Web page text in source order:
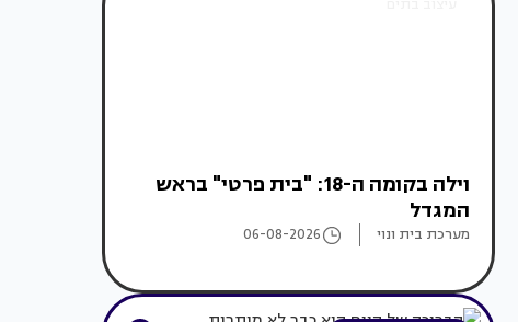
עיצוב בתים
וילה בקומה ה-18: "בית פרטי" בראש
המגדל
מערכת בית ונוי 06-08-2026